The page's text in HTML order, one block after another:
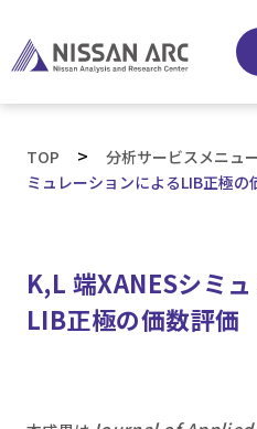
TOP > 分析サービスメニュ
ミュレーションによるLIB正極の
K,L 端XANESシミ
LIB正極の価数評価